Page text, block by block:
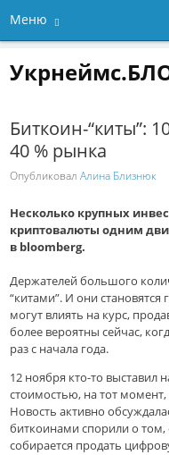
Меню
Биткоин-“киты”:
40 % рынка
ОпубликовалАлина Близнюк
Несколько крупных
криптовалюты одним
в bloomberg.
Держателей большого
“китами”. И они
могут влиять на курс,
более вероятны сейчас,
раз с начала года.
12 ноября кто-то выставил
стоимостью, на тот
Новость активно
биткоинами спорили о том,
собирается продать